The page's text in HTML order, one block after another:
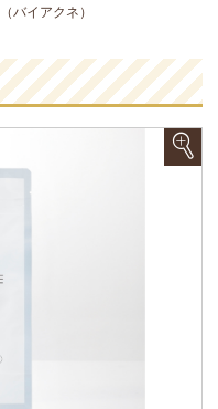
バイアクネ）